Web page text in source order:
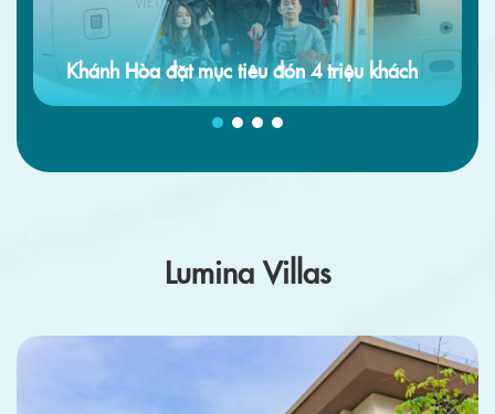
Khánh Hòa đặt mục tiêu đón 4 triệu khách
Lumina Villas